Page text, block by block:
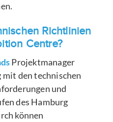
Richtlinien
Centre?
Projektmanager
den technischen
und
des Hamburg
können